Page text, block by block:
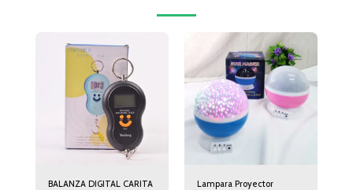
BALANZA DIGITAL CARITA
Lampara Proyector